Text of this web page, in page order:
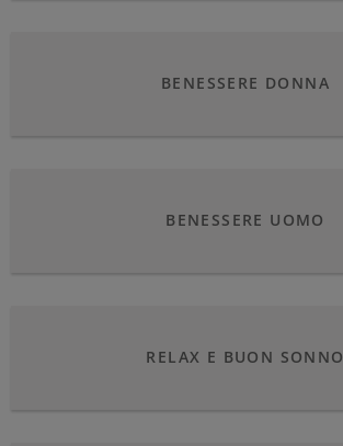
BENESSERE DONNA
BENESSERE UOMO
RELAX E BUON SONNO